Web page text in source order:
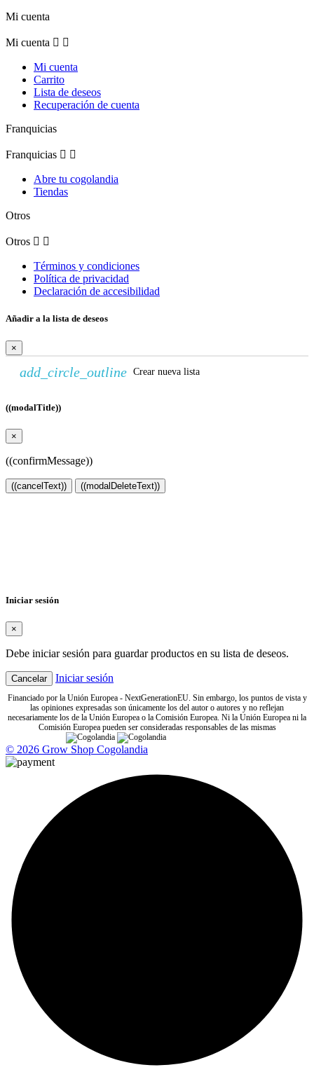
Mi cuenta
Mi cuenta  
Mi cuenta
Carrito
Lista de deseos
Recuperación de cuenta
Franquicias
Franquicias  
Abre tu cogolandia
Tiendas
Otros
Otros  
Términos y condiciones
Política de privacidad
Declaración de accesibilidad
Añadir a la lista de deseos
×
add_circle_outline Crear nueva lista
((modalTitle))
×
((confirmMessage))
((cancelText)) ((modalDeleteText))
Iniciar sesión
×
Debe iniciar sesión para guardar productos en su lista de deseos.
Cancelar Iniciar sesión
Financiado por la Unión Europea - NextGenerationEU. Sin embargo, los puntos de vista y
las opiniones expresadas son únicamente los del autor o autores y no reflejan
necesariamente los de la Unión Europea o la Comisión Europea. Ni la Unión Europea ni la
Comisión Europea pueden ser consideradas responsables de las mismas
© 2026 Grow Shop Cogolandia